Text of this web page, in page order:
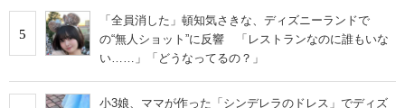
5
「全員消した」頓知気さきな、ディズニーランドで
の“無人ショット”に反響 「レストランなのに誰もいな
い……」「どうなってるの？」
小3娘、ママが作った「シンデレラのドレス」でディズ